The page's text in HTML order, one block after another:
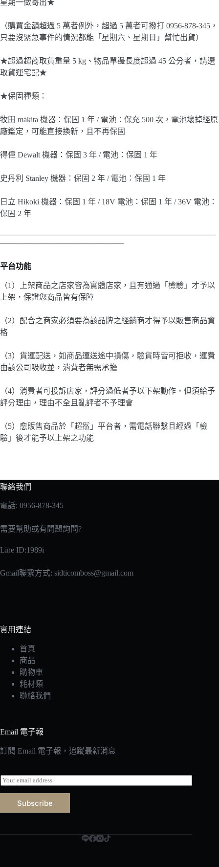
星期一做寄出★
（購買金額超過 5 萬者例外，超過 5 萬者可撥打 0956-878-345，
只要沒緊急事件的情況都能「星期六、星期日」幫忙出貨）
★超過超商取貨重量 5 kg、物品單邊長度超過 45 公分者，請選
取貨運宅配★
★保固種類：
牧田 makita 機器：保固 1 年 / 電池：保充 500 次，電池壞掉經原
廠鑑定，可能直接換新，且不再保固
得偉 Dewalt 機器：保固 3 年 / 電池：保固 1 年
史丹利 Stanley 機器：保固 2 年 / 電池：保固 1 年
日立 Hikoki 機器：保固 1 年 / 18V 電池：保固 1 年 / 36V 電池：
保固 2 年
────────────────────────────────────────
───────────────────────
平台功能
（1）上架商品之店家皆為實體店家，且有通過「檢驗」才予以
上架，保證您商品皆有保障
（2）配合之商家必須要為該品牌之經銷商才得予以販售商品資
格
（3）貨運配送，如商品運送途中損傷，驗貨時皆可拒收，運費
由該公司吸收並，消費者無需承擔
（4）消費者可投訴店家，評分過低者予以下架動作，但須給予
評分理由，理由不全且亂評者不予理會
（5）愈販售商品於「超鯊」平台者，需電話聯繫且經過「檢
驗」後才能予以上架之功能
聯絡我們
電話: 0956-878-345
需要幫助或有問題詢問?
Line ID:1989i
Gmail聯繫方式: sidticomboss@gmail.com
實用連結
首頁
商品
購物車
耗材類
聯絡我們
Email 電子報
訂閱 Email 電子報，追蹤最新消息
E
m
a
l
Subscribe